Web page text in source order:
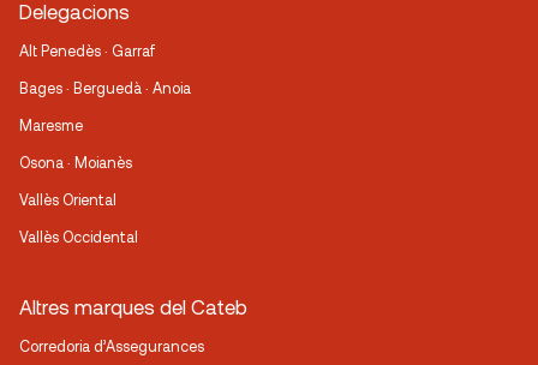
Delegacions
Alt Penedès · Garraf
Bages · Berguedà · Anoia
Maresme
Osona · Moianès
Vallès Oriental
Vallès Occidental
Altres marques del Cateb
Corredoria d’Assegurances